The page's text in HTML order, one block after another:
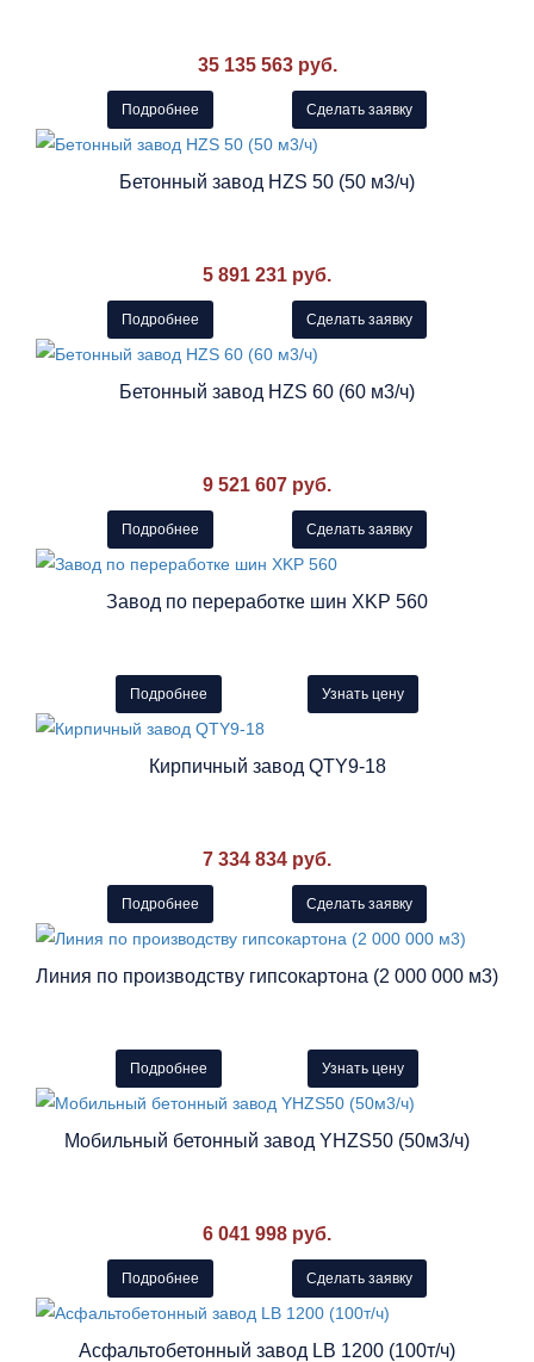
35 135 563 руб.
Подробнее Сделать заявку
Бетонный завод HZS 50 (50 м3/ч)
5 891 231 руб.
Подробнее Сделать заявку
Бетонный завод HZS 60 (60 м3/ч)
9 521 607 руб.
Подробнее Сделать заявку
Завод по переработке шин XKP 560
Подробнее Узнать цену
Кирпичный завод QTY9-18
7 334 834 руб.
Подробнее Сделать заявку
Линия по производству гипсокартона (2 000 000 м3)
Подробнее Узнать цену
Мобильный бетонный завод YHZS50 (50м3/ч)
6 041 998 руб.
Подробнее Сделать заявку
Асфальтобетонный завод LB 1200 (100т/ч)